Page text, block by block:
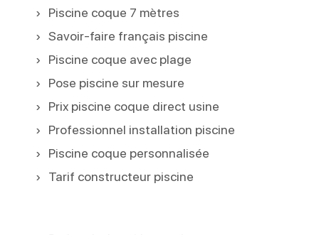
Piscine coque 7 mètres
Savoir-faire français piscine
Piscine coque avec plage
Pose piscine sur mesure
Prix piscine coque direct usine
Professionnel installation piscine
Piscine coque personnalisée
Tarif constructeur piscine